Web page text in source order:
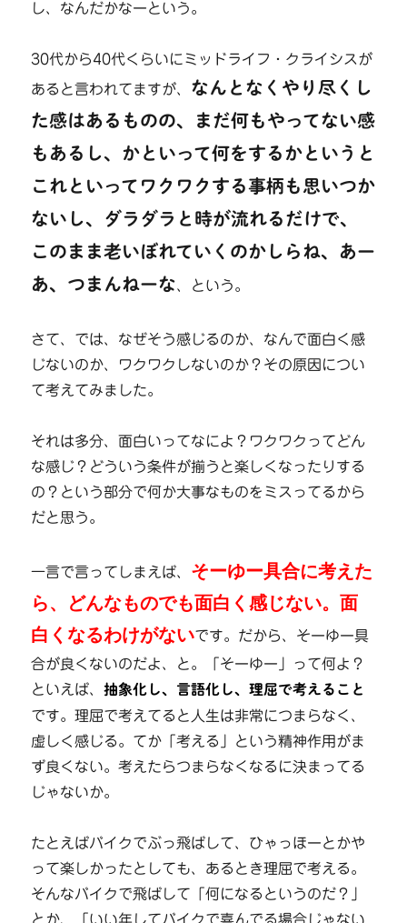
し、なんだかなーという。
30代から40代くらいにミッドライフ・クライシスが
あると言われてますが、 なんとなくやり尽くし
た感はあるものの、まだ何もやってない感
もあるし、かといって何をするかというと
これといってワクワクする事柄も思いつか
ないし、ダラダラと時が流れるだけで、
このまま老いぼれていくのかしらね、あー
あ、つまんねーな、という。
さて、では、なぜそう感じるのか、なんで面白く感
じないのか、ワクワクしないのか？その原因につい
て考えてみました。
それは多分、面白いってなによ？ワクワクってどん
な感じ？どういう条件が揃うと楽しくなったりする
の？という部分で何か大事なものをミスってるから
だと思う。
一言で言ってしまえば、 そーゆー具合に考えた
ら、どんなものでも面白く感じない。面
白くなるわけがないです。だから、そーゆー具
合が良くないのだよ、と。「そーゆー」って何よ？
といえば、抽象化し、言語化し、理屈で考えること
です。理屈で考えてると人生は非常につまらなく、
虚しく感じる。てか「考える」という精神作用がま
ず良くない。考えたらつまらなくなるに決まってる
じゃないか。
たとえばバイクでぶっ飛ばして、ひゃっほーとかや
って楽しかったとしても、あるとき理屈で考える。
そんなバイクで飛ばして「何になるというのだ？」
とか、「いい年してバイクで喜んでる場合じゃない